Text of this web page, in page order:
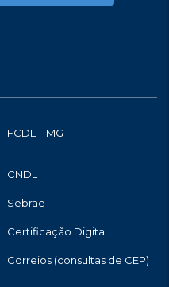
FCDL – MG
CNDL
Sebrae
Certificação Digital
Correios (consultas de CEP)